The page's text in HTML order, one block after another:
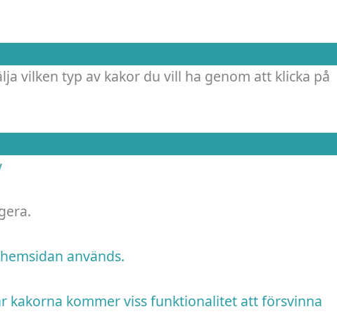
vilken typ av kakor du vill ha genom att klicka på
används.
kakorna kommer viss funktionalitet att försvinna